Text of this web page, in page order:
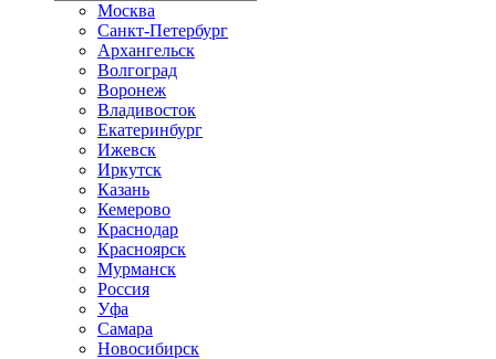
Москва
Санкт-Петербург
Архангельск
Волгоград
Воронеж
Владивосток
Екатеринбург
Ижевск
Иркутск
Казань
Кемерово
Краснодар
Красноярск
Мурманск
Россия
Уфа
Самара
Новосибирск